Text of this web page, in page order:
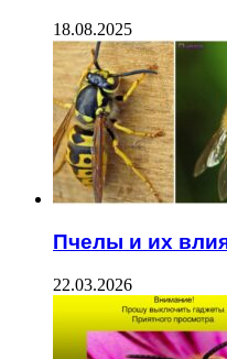
18.08.2025
Пчелы и их
22.03.2026